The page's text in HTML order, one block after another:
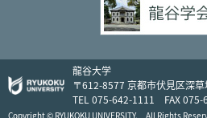
Copyright © RYUKOKU UNIVERSITY. All Rights
龍谷大学
〒612-8577 京都市伏見区深
TEL 075-642-1111 FAX 075-